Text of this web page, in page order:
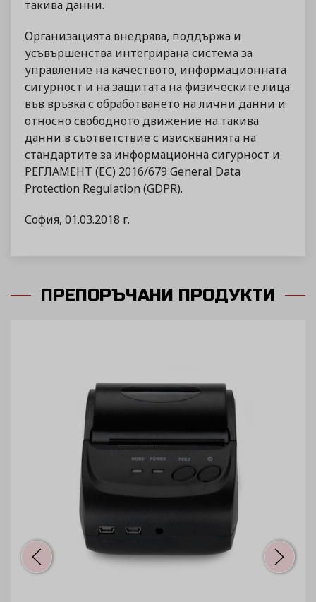
такива данни.
Организацията внедрява, поддържа и
усъвършенства интегрирана система за
управление на качеството, информационната
сигурност и на защитата на физическите лица
във връзка с обработването на лични данни и
относно свободното движение на такива
данни в съответствие с изискванията на
стандартите за информационна сигурност и
РЕГЛАМЕНТ (ЕС) 2016/679 General Data
Protection Regulation (GDРR).
София, 01.03.2018 г.
ПРЕПОРЪЧАНИ ПРОДУКТИ